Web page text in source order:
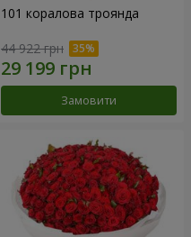
101 коралова троянда
44 922 грн
Замовити